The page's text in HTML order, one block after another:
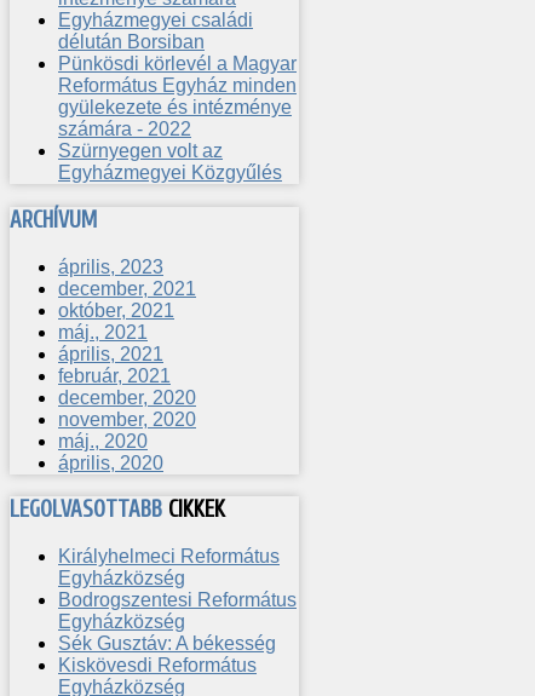
Egyházmegyei családi
délután Borsiban
Pünkösdi körlevél a Magyar
Református Egyház minden
gyülekezete és intézménye
számára - 2022
Szürnyegen volt az
Egyházmegyei Közgyűlés
ARCHÍVUM
április, 2023
december, 2021
október, 2021
máj., 2021
április, 2021
február, 2021
december, 2020
november, 2020
máj., 2020
április, 2020
LEGOLVASOTTABB CIKKEK
Királyhelmeci Református
Egyházközség
Bodrogszentesi Református
Egyházközség
Sék Gusztáv: A békesség
Kiskövesdi Református
Egyházközség